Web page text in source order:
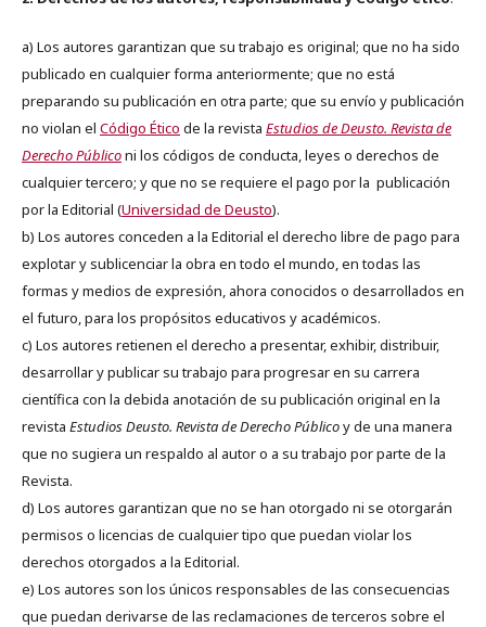
a) Los autores garantizan que su trabajo es original; que no ha sido
publicado en cualquier forma anteriormente; que no está
preparando su publicación en otra parte; que su envío y publicación
no violan el Código Ético de la revista Estudios de Deusto. Revista de
Derecho Públiconi los códigos de conducta, leyes o derechos de
cualquier tercero; y que no se requiere el pago por la publicación
por la Editorial (Universidad de Deusto).
b) Los autores conceden a la Editorial el derecho libre de pago para
explotar y sublicenciar la obra en todo el mundo, en todas las
formas y medios de expresión, ahora conocidos o desarrollados en
el futuro, para los propósitos educativos y académicos.
c) Los autores retienen el derecho a presentar, exhibir, distribuir,
desarrollar y publicar su trabajo para progresar en su carrera
científica con la debida anotación de su publicación original en la
revista Estudios Deusto. Revista de Derecho Públicoy de una manera
que no sugiera un respaldo al autor o a su trabajo por parte de la
Revista.
d) Los autores garantizan que no se han otorgado ni se otorgarán
permisos o licencias de cualquier tipo que puedan violar los
derechos otorgados a la Editorial.
e) Los autores son los únicos responsables de las consecuencias
que puedan derivarse de las reclamaciones de terceros sobre el